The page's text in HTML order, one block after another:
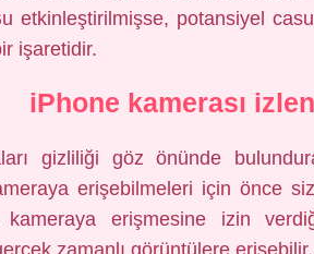
etkinleştirilmişse, potansiyel
işaretidir.
iPhone kamerası
gizliliği göz önünde
erişebilmeleri için önce
kameraya erişmesine izin
zamanlı görüntülere erişebilir.